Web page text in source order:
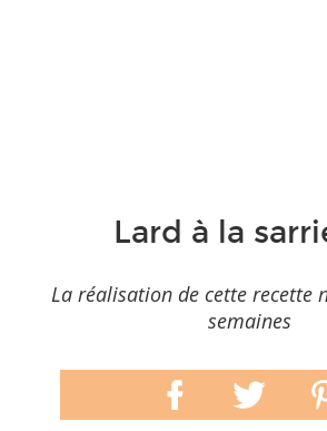
Lard à la
La réalisation de cette recette
semaines